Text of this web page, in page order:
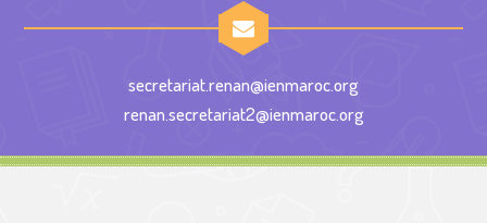
secretariat.renan@ienmaroc.org
renan.secretariat2@ienmaroc.org